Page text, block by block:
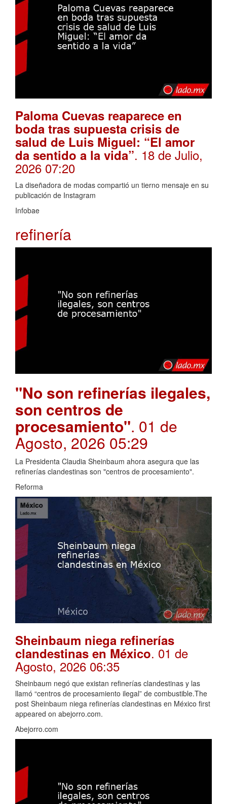
Paloma Cuevas reaparece en
boda tras supuesta crisis de
salud de Luis Miguel: “El amor
da sentido a la vida”. 18 de Julio,
2026 07:20
La diseñadora de modas compartió un tierno mensaje en su
publicación de Instagram
Infobae
refinería
"No son refinerías ilegales,
son centros de
procesamiento". 01 de
Agosto, 2026 05:29
La Presidenta Claudia Sheinbaum ahora asegura que las
refinerías clandestinas son "centros de procesamiento".
Reforma
Sheinbaum niega refinerías
clandestinas en México. 01 de
Agosto, 2026 06:35
Sheinbaum negó que existan refinerías clandestinas y las
llamó “centros de procesamiento ilegal” de combustible.The
post Sheinbaum niega refinerías clandestinas en México first
appeared on abejorro.com.
Abejorro.com